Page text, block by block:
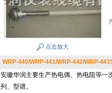
点击放大
WRP-440/WRP-441/WRP-442/WRP-
安徽华润主要生产热电偶、热电阻等一
列、型谱。